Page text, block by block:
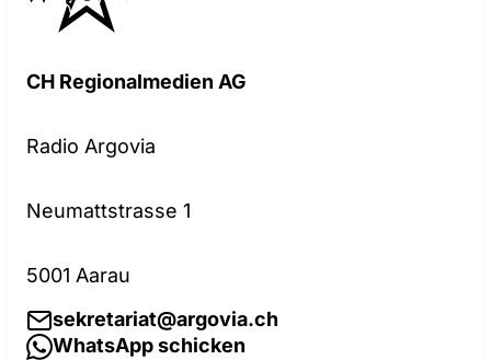
CH Regionalmedien AG
Radio Argovia
Neumattstrasse 1
5001 Aarau
sekretariat@argovia.ch
WhatsApp schicken